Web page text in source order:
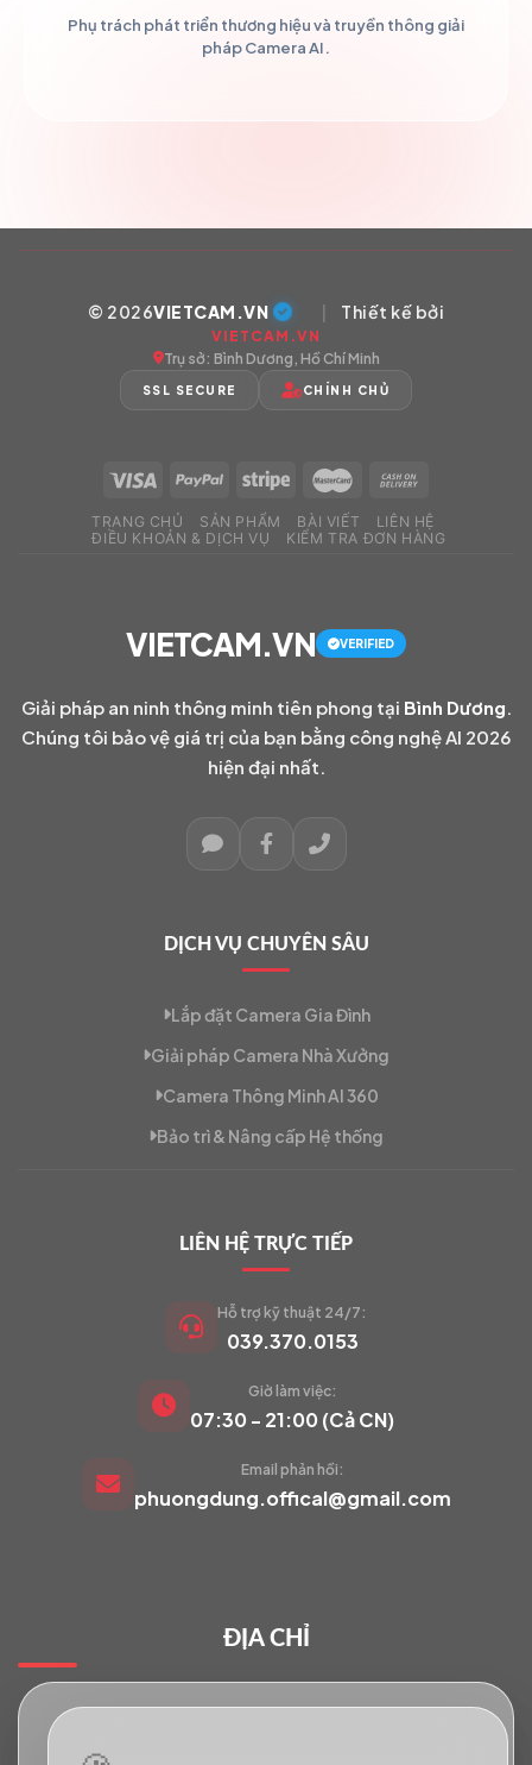
VIETCAM.VN
Đang trực tuyến
Phụ trách phát triển thương hiệu và truyền thông giải
pháp Camera AI.
© 2026VIETCAM.VN | Thiết kế bởi
VIETCAM.VN
Trụ sở: Bình Dương, Hồ Chí Minh
SSL SECURE CHÍNH CHỦ
TRANG CHỦ SẢN PHẨM BÀI VIẾT
LIÊN HỆ
ĐIỀU KHOẢN & DỊCH VỤ
KIỂM TRA ĐƠN HÀNG
VIETCAM.VN VERIFIED
Giải pháp an ninh thông minh tiên phong tại Bình Dương
Chúng tôi bảo vệ giá trị của bạn bằng công nghệ AI 2026
hiện đại nhất.
DỊCH VỤ CHUYÊN SÂU
Lắp đặt Camera Gia Đình
Giải pháp Camera Nhà Xưởng
Camera Thông Minh AI 360
Bảo trì & Nâng cấp Hệ thống
LIÊN HỆ TRỰC TIẾP
Hỗ trợ kỹ thuật 24/7:
039.370.0153
Giờ làm việc:
07:30 - 21:00 (Cả CN)
Email phản hồi:
phuongdung.offical@gmail.com
ĐỊA CHỈ